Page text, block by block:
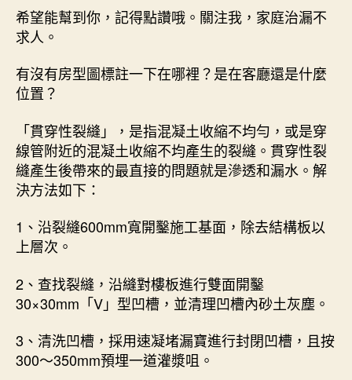
希望能幫到你，記得點讚哦。關注我，家庭治漏不
求人。
有沒有房型圖標註一下在哪裡？是在客廳還是什麼
位置？
「貫穿性裂縫」，是指混凝土收縮不均勻，或是穿
線管附近的混凝土收縮不均產生的裂縫。貫穿性裂
縫產生後帶來的最直接的問題就是滲透和漏水。解
決方法如下：
1、沿裂縫600mm寬開鑿施工基面，除去結構板以
上層次。
2、查找裂縫，沿縫對樓板進行雙面開鑿
30×30mm「V」型凹槽，並清理凹槽內砂土灰塵。
3、清洗凹槽，採用速凝堵漏寶進行封閉凹槽，且按
300～350mm預埋一道灌漿咀。